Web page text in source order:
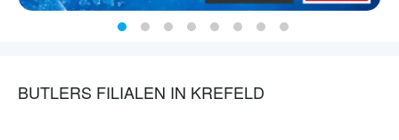
BUTLERS FILIALEN IN KREFELD